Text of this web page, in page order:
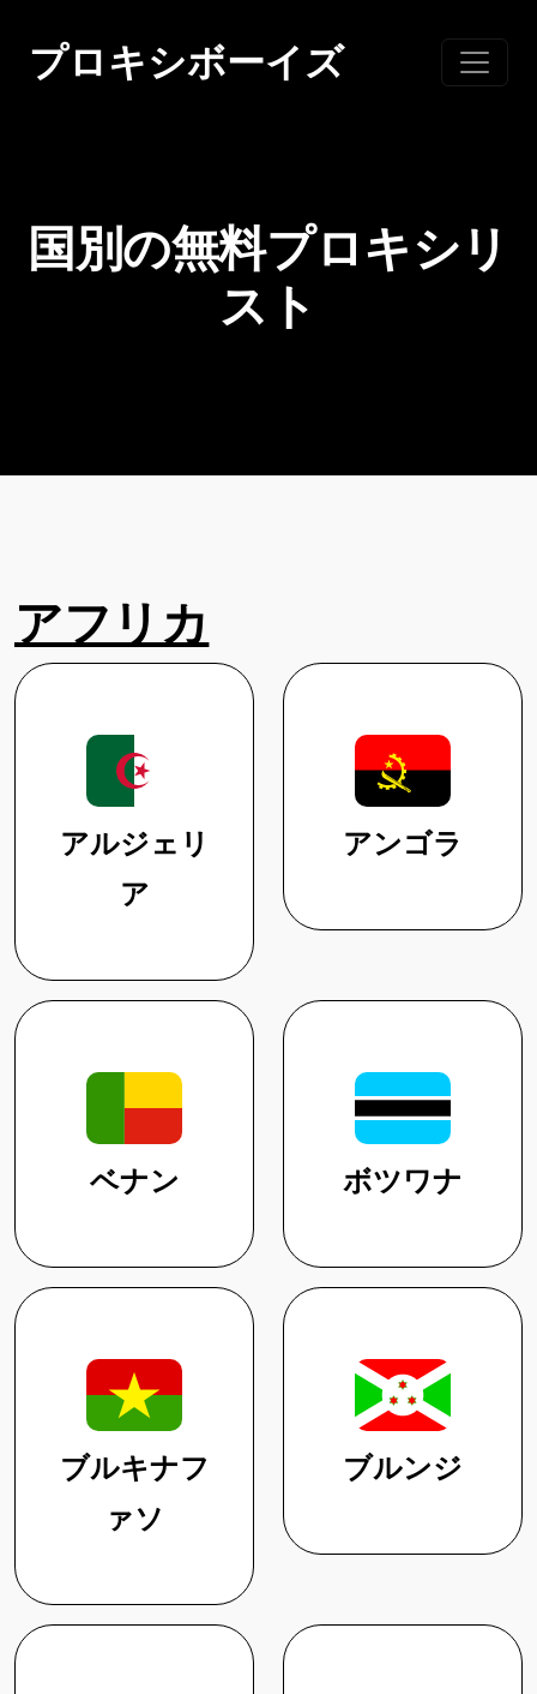
プロキシボーイズ
国別の無料プロキシリ
スト
アフリカ
アルジェリ
ア
アンゴラ
ベナン ボツワナ
ブルキナフ
ァソ
ブルンジ